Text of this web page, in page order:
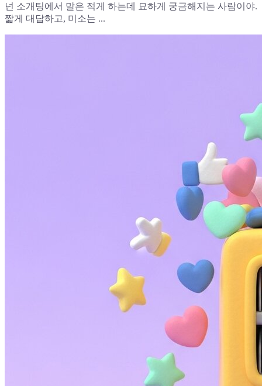
넌 소개팅에서 말은 적게 하는데 묘하게 궁금해지는 사람이야.
짧게 대답하고, 미소는 ...